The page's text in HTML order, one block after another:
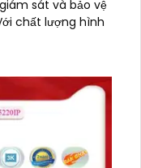
sát và bảo vệ